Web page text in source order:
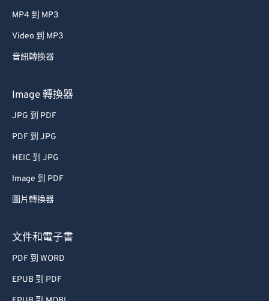
MP4 到 MP3
Video 到 MP3
音訊轉換器
Image 轉換器
JPG 到 PDF
PDF 到 JPG
HEIC 到 JPG
Image 到 PDF
圖片轉換器
文件和電子書
PDF 到 WORD
EPUB 到 PDF